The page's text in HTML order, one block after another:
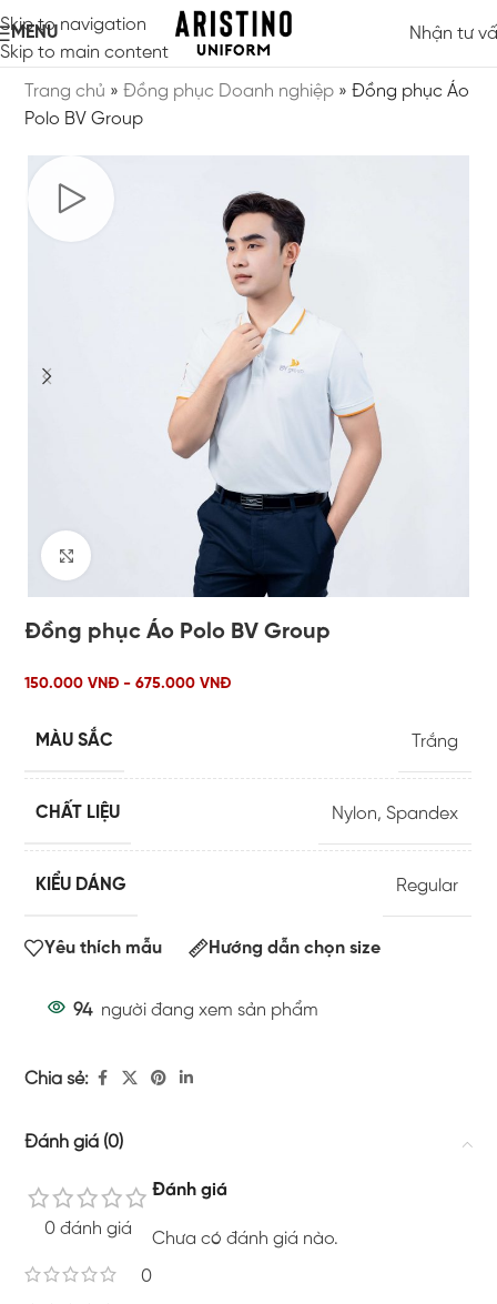
Skip to navigation
Skip to main content
MENU Nhận tư
Trang chủ »Đồng phục Doanh nghiệp »Đồng phục Áo
Polo BV Group
Click to enlarge
Đồng phục Áo Polo BV Group
150.000 VNĐ - 675.000 VNĐ
MÀU SẮC Trắng
CHẤT LIỆU Nylon,Spandex
KIỂU DÁNG Regular
Yêu thích mẫu Hướng dẫn chọn size
94 người đang xem sản phẩm
Chia sẻ:
Đánh giá (0)
0 đánh giá
0
Đánh giá
Chưa có đánh giá nào.